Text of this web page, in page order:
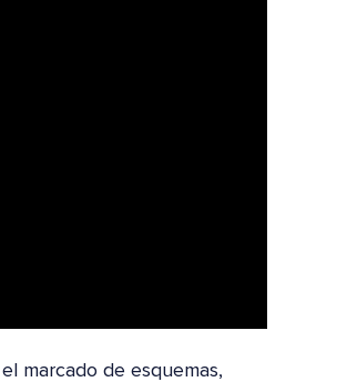
marcado de esquemas,